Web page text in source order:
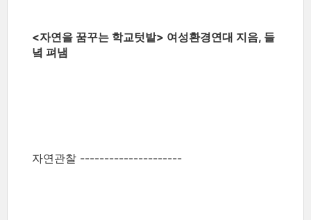
<자연을 꿈꾸는 학교텃밭> 여성환경연대 지음, 들
녘 펴냄
자연관찰 ---------------------